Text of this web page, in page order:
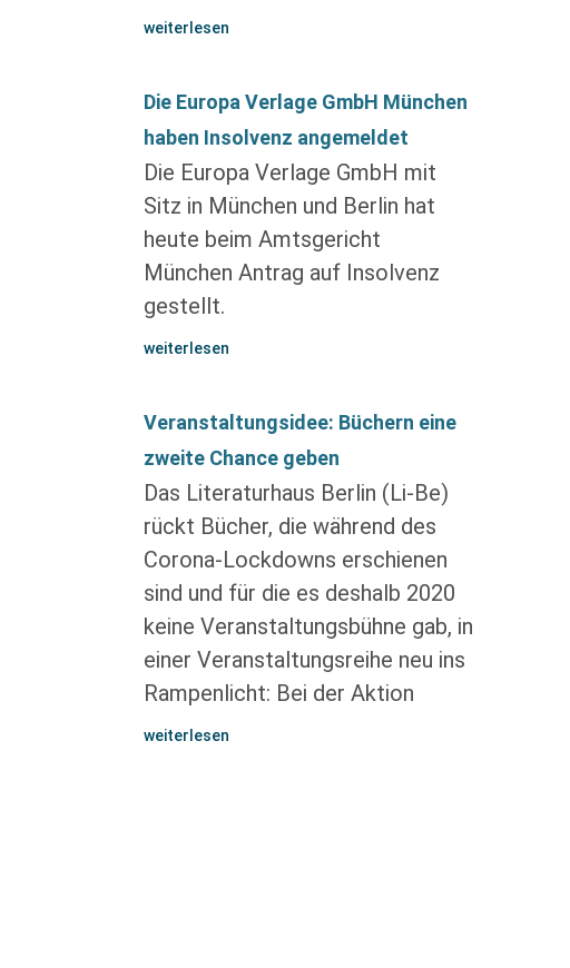
weiterlesen
Die Europa Verlage GmbH München
haben Insolvenz angemeldet
Die Europa Verlage GmbH mit
Sitz in München und Berlin hat
heute beim Amtsgericht
München Antrag auf Insolvenz
gestellt.
weiterlesen
Veranstaltungsidee: Büchern eine
zweite Chance geben
Das Literaturhaus Berlin (Li-Be)
rückt Bücher, die während des
Corona-Lockdowns erschienen
sind und für die es deshalb 2020
keine Veranstaltungsbühne gab, in
einer Veranstaltungsreihe neu ins
Rampenlicht: Bei der Aktion
weiterlesen